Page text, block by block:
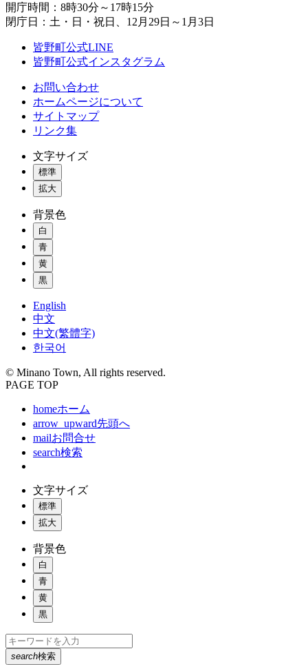
開庁時間：8時30分～17時15分
閉庁日：土・日・祝日、12月29日～1月3日
皆野町公式LINE
皆野町公式インスタグラム
お問い合わせ
ホームページについて
サイトマップ
リンク集
文字サイズ
標準
拡大
背景色
白
青
黄
黒
English
中文
中文(繁體字)
한국어
© Minano Town, All rights reserved.
PAGE TOP
homeホーム
arrow_upward先頭へ
mailお問合せ
search検索
文字サイズ
標準
拡大
背景色
白
青
黄
黒
search検索